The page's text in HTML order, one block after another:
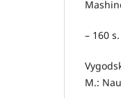
– 160 s.
M.: